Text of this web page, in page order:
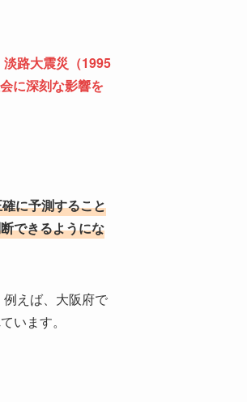
路大震災（1995
に深刻な影響を
に予測すること
できるようにな
えば、大阪府で
います。